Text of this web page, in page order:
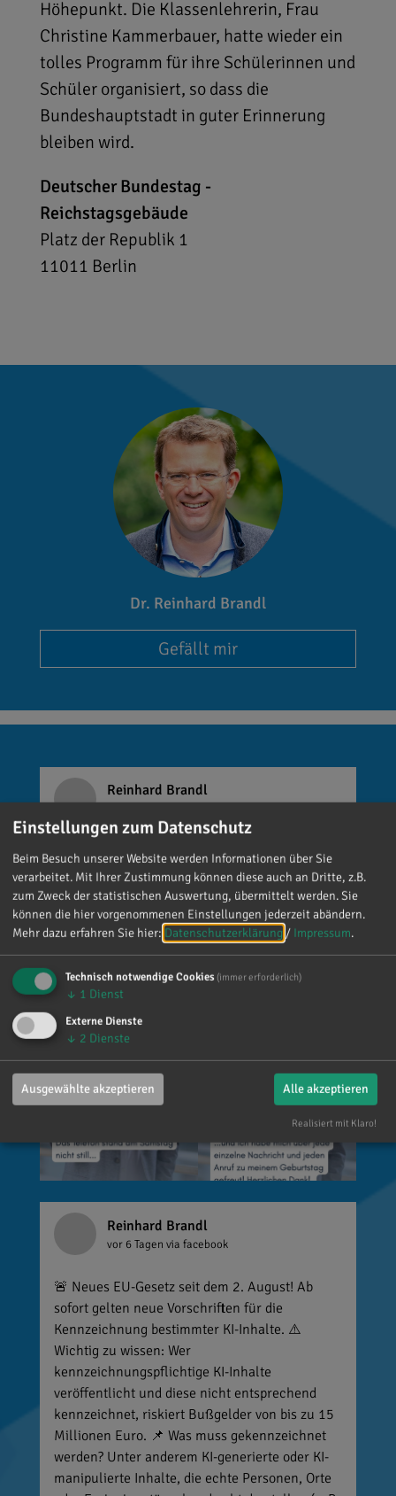
Höhepunkt. Die Klassenlehrerin, Frau
Christine Kammerbauer, hatte wieder ein
tolles Programm für ihre Schülerinnen und
Schüler organisiert, so dass die
Bundeshauptstadt in guter Erinnerung
bleiben wird.
Deutscher Bundestag -
Reichstagsgebäude
Platz der Republik 1
11011 Berlin
Dr. Reinhard Brandl
Gefällt mir
Reinhard Brandl
Mein meistgenutztes Wort am Samstag war:
„Danke!“ 😊 Vielen Dank für die zahlreichen
Glückwünsche, Nachrichten, Anrufe und die
vielen lieben Worte. Ich habe mich wirklich
über jede einzelne Aufmerksamkeit gefreut. Es
ist alles andere als selbstverständlich, dass sich
so viele Menschen die Zeit nehmen, an einen zu
denken. Umso mehr weiß ich das zu schätzen.
Reinhard Brandl
vor 6 Tagen via facebook
🚨 Neues EU-Gesetz seit dem 2. August! Ab
sofort gelten neue Vorschriften für die
Kennzeichnung bestimmter KI-Inhalte. ⚠️
Wichtig zu wissen: Wer
kennzeichnungspflichtige KI-Inhalte
veröffentlicht und diese nicht entsprechend
kennzeichnet, riskiert Bußgelder von bis zu 15
Millionen Euro. 📌 Was muss gekennzeichnet
werden? Unter anderem KI-generierte oder KI-
manipulierte Inhalte, die echte Personen, Orte
Einstellungen zum Datenschutz
Beim Besuch unserer Website werden Informationen über Sie
verarbeitet. Mit Ihrer Zustimmung können diese auch an Dritte, z.B.
zum Zweck der statistischen Auswertung, übermittelt werden. Sie
können die hier vorgenommenen Einstellungen jederzeit abändern.
Mehr dazu erfahren Sie hier: Datenschutzerklärung / Impressum.
Technisch notwendige Cookies (immer erforderlich)
↓ 1 Dienst
Externe Dienste
↓ 2 Dienste
Ausgewählte akzeptieren Alle akzeptieren
Realisiert mit Klaro!